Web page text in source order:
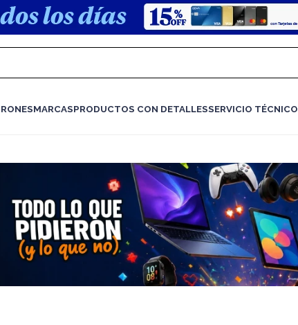
MARCASPRODUCTOS CON DETALLESSERVICIO TÉCNICO